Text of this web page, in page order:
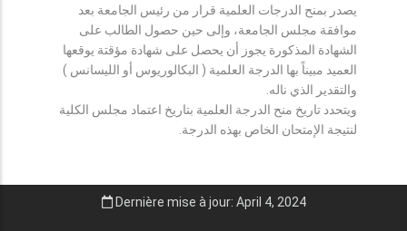
يصدر بمنح الدرجات العلمية قرار من رئيس الجامعة بعد
موافقة مجلس الجامعة، وإلى حين حصول الطالب على
الشهادة المذكورة يجوز أن يحصل على شهادة مؤقتة يوقعها
العميد مبيناً بها الدرجة العلمية ( البكالوريوس أو الليسانس )
والتقدير الذي ناله.
ويتحدد تاريخ منح الدرجة العلمية بتاريخ اعتماد مجلس الكلية
لنتيجة الإمتحان الخاص بهذه الدرجة.
Dernière mise à jour: April 4, 2024